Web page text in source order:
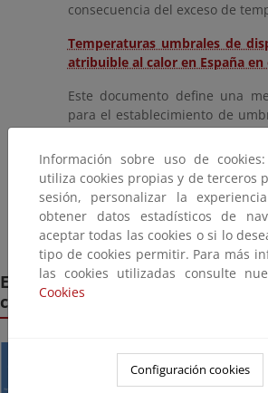
consecuencia del exceso de
Temperaturas umbrales de
atribuible al calor en España en
Este documento define una
para el establecimiento de
salud por altas temperaturas.
las series temporales de
temperatura máxima
temperaturas a partir de las
mortalidad asociada al calor.
utilizada para la
Plan Nacional, cuya serie
Enfermedades
climático
Plan Nacional de
Enfermedades Transmitidas
Información sobre uso de
utiliza cookies propias y de terceros
sesión, personalizar la
obtener datos estadísticos de
aceptar todas las cookies o si lo
tipo de cookies permitir. Para más
las cookies utilizadas consulte
Cookies
Configuración cookies